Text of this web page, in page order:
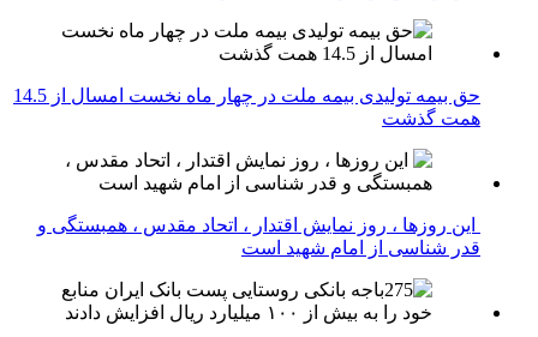
حق بیمه تولیدی بیمه ملت در چهار ماه نخست امسال از 14.5
همت گذشت
این روزها ، روز نمایش اقتدار ، اتحاد مقدس ، همبستگی و
قدر شناسی از امام شهید است